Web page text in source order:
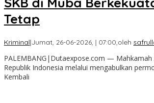
Tetap
Kriminal|Jumat, 26-06-2026, | 07:00,oleh
PALEMBANG|Dutaexpose.com — Mahkamah
Republik Indonesia melalui mengabulkan
Kembali